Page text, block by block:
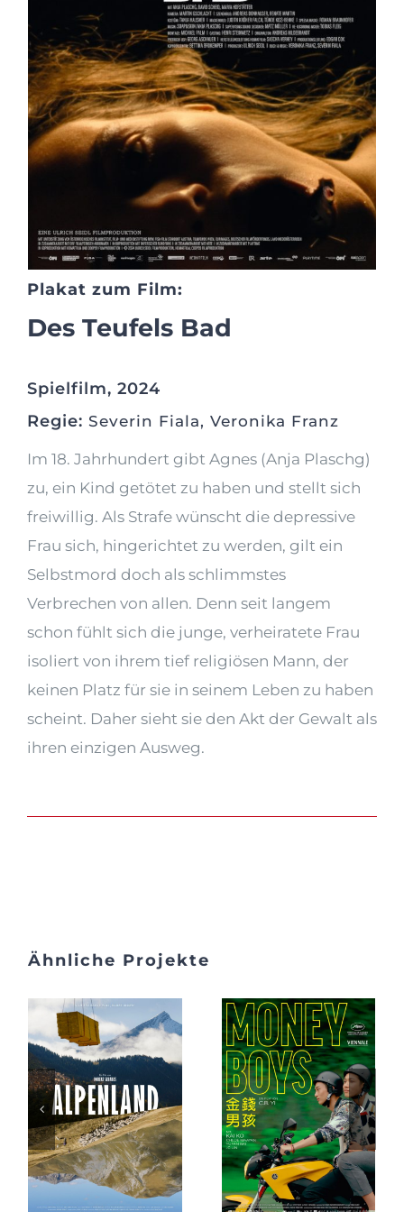
Plakat zum Film:
Des Teufels Bad
Spielfilm, 2024
Regie: Severin Fiala, Veronika Franz
Im 18. Jahrhundert gibt Agnes (Anja Plaschg)
zu, ein Kind getötet zu haben und stellt sich
freiwillig. Als Strafe wünscht die depressive
Frau sich, hingerichtet zu werden, gilt ein
Selbstmord doch als schlimmstes
Verbrechen von allen. Denn seit langem
schon fühlt sich die junge, verheiratete Frau
isoliert von ihrem tief religiösen Mann, der
keinen Platz für sie in seinem Leben zu haben
scheint. Daher sieht sie den Akt der Gewalt als
ihren einzigen Ausweg.
Ähnliche Projekte